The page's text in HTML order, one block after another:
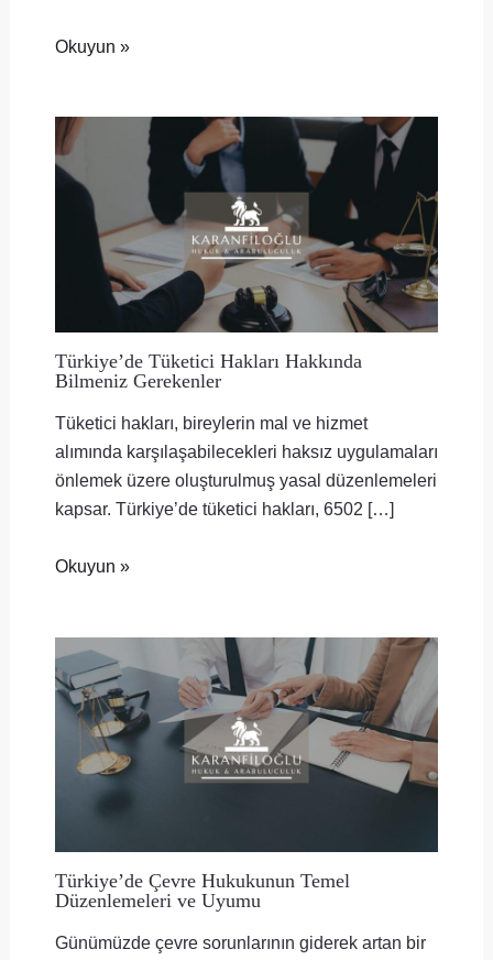
Okuyun »
Türkiye’de Tüketici Hakları Hakkında
Bilmeniz Gerekenler
Tüketici hakları, bireylerin mal ve hizmet
alımında karşılaşabilecekleri haksız uygulamaları
önlemek üzere oluşturulmuş yasal düzenlemeleri
kapsar. Türkiye’de tüketici hakları, 6502 […]
Okuyun »
Türkiye’de Çevre Hukukunun Temel
Düzenlemeleri ve Uyumu
Günümüzde çevre sorunlarının giderek artan bir